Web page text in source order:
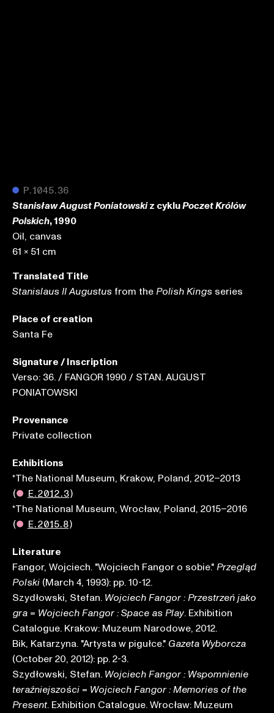
● P.1045.36
Stanisław August Poniatowskiz cykluPoczet Królów
Polskich, 1990
Oil, canvas
61 x 51 cm
Translated Title
Stanislaus II Augustus from the Polish Kings series
Place of creation
Santa Fe
Signature / Inscription
Verso: 36. / FANGOR 1990 / STAN. AUGUST
PONIATOWSKI
Provenance
Private collection
Exhibitions
*The National Museum, Krakow, Poland, 2012–2013
(● E.2012.3)
*The National Museum, Wrocław, Poland, 2015–2016
(● E.2015.8)
Literature
Fangor, Wojciech. "Wojciech Fangor o sobie." Przegląd
Polski (March 4, 1993): pp. 10-12.
Szydłowski, Stefan. Wojciech Fangor : Przestrzeń jako
gra = Wojciech Fangor : Space as Play. Exhibition
Catalogue. Krakow: Muzeum Narodowe, 2012.
Bik, Katarzyna. "Artysta w pigułce." Gazeta Wyborcza
(October 20, 2012): pp. 2-3.
Szydłowski, Stefan. Wojciech Fangor : Wspomnienie
teraźniejszości = Wojciech Fangor : Memories of the
Present. Exhibition Catalogue. Wrocław: Muzeum